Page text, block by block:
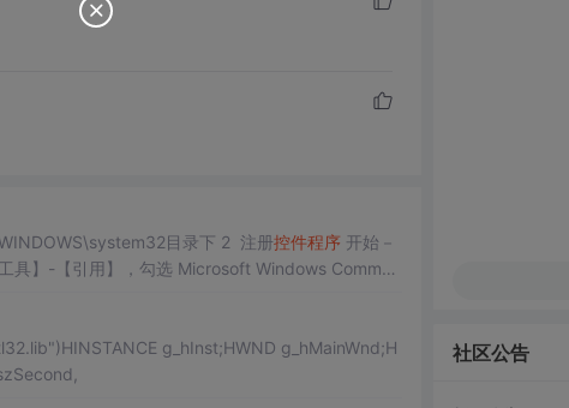
。 （如本地电脑已有，可忽略） 把 下面的文件解压后 保存在 C:\WINDOWS\system32目录下 2 注册控件程序 开始－
具】-【引用】，勾选 Microsoft Windows Common
g_hInst;HWND g_hMainWnd;H
社区公告